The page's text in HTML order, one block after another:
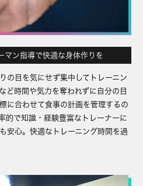
マン指導で快適な身体作りを
の目を気にせず集中してトレーニン
ど時間や気力を奪われずに自分の目
に合わせて食事の計画を管理するの
的で知識・経験豊富なトレーナーに
安心。快適なトレーニング時間を過